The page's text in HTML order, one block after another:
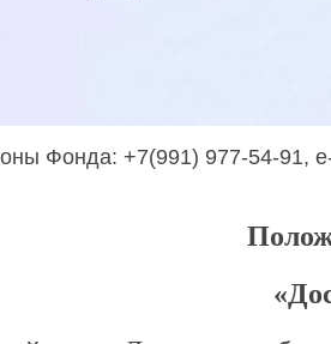
Фонда: +7(991) 977-54-91,